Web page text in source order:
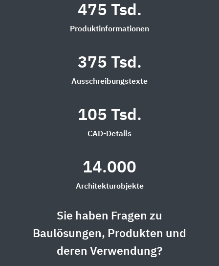
475 Tsd.
Produktinformationen
375 Tsd.
Ausschreibungstexte
105 Tsd.
CAD-Details
14.000
Architekturobjekte
Sie haben Fragen zu
Baulösungen, Produkten und
deren Verwendung?